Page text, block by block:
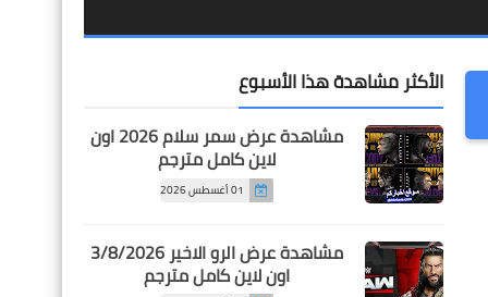
الأكثر مشاهدة هذا الأسبوع
مشاهدة عرض سمر سلام 2026 اون
لاين كامل مترجم
01 أغسطس 2026
مشاهدة عرض الرو الاخير 3/8/2026
اون لاين كامل مترجم